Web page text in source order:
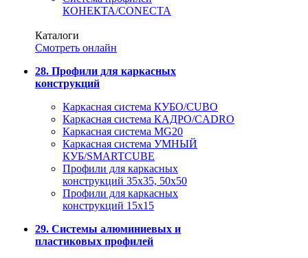
КОНЕКТА/CONECTA
Каталоги
Смотреть онлайн
28. Профили для каркасных
конструкций
Каркасная система КУБО/CUBO
Каркасная система КАДРО/CADRO
Каркасная система MG20
Каркасная система УМНЫЙ
КУБ/SMARTCUBE
Профили для каркасных
конструкций 35x35, 50x50
Профили для каркасных
конструкций 15х15
29. Системы алюминиевых и
пластиковых профилей